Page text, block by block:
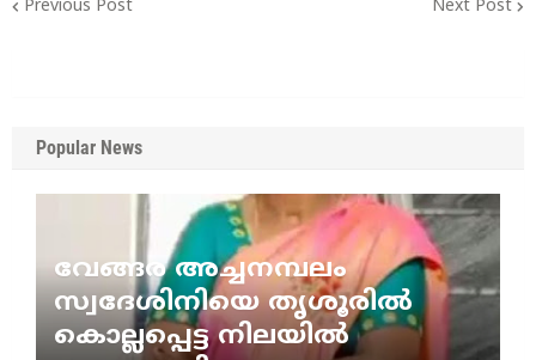
Previous Post Next Post
Popular News
വേങ്ങര അച്ചനമ്പലം
സ്വദേശിനിയെ തൃശൂരിൽ
കൊല്ലപ്പെട്ട നിലയിൽ